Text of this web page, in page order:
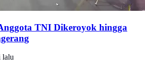
TNI Dikeroyok hingga
lalu